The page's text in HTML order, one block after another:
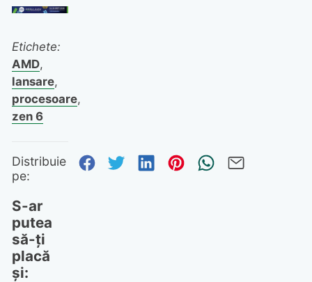
Etichete:
AMD,
lansare,
procesoare,
zen 6
Distribuie
pe:
Distribuie pe Facebook
Distribuie pe Twitter
Distribuie pe
Distribuie pe
Trimite
S-ar
putea
să-ți
placă
și: